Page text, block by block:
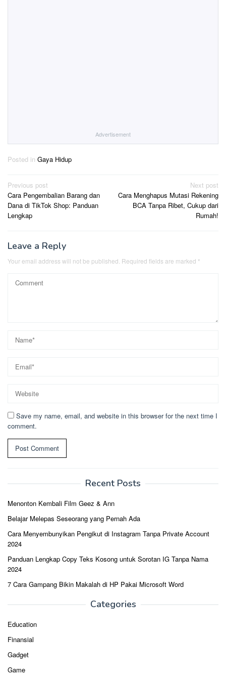
Advertisement
Posted in Gaya Hidup
Post
navigation
Previous post
Cara Pengembalian Barang dan
Dana di TikTok Shop: Panduan
Lengkap
Next post
Cara Menghapus Mutasi Rekening
BCA Tanpa Ribet, Cukup dari
Rumah!
Leave a Reply
Your email address will not be published. Required fields are marked *
Save my name, email, and website in this browser for the next time I
comment.
Recent Posts
Menonton Kembali Film Geez & Ann
Belajar Melepas Seseorang yang Pernah Ada
Cara Menyembunyikan Pengikut di Instagram Tanpa Private Account
2024
Panduan Lengkap Copy Teks Kosong untuk Sorotan IG Tanpa Nama
2024
7 Cara Gampang Bikin Makalah di HP Pakai Microsoft Word
Categories
Education
Finansial
Gadget
Game